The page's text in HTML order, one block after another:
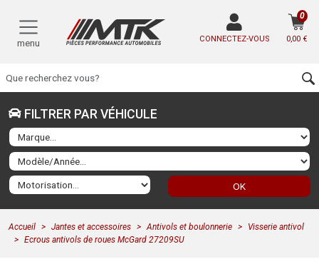
menu CONNECTEZ-VOUS 0,00 €
0
FILTRER PAR VÉHICULE
OK
Accueil Jantes et accessoires Antivols et boulonnerie
Visserie antivol
Ecrous antivols de roues McGard 27209SU